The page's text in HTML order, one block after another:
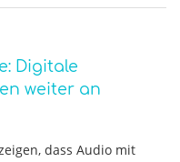
Digitale
weiter an
dass Audio mit